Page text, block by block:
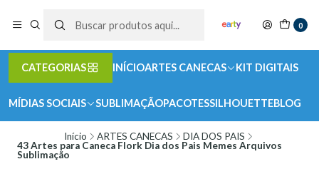
0
CATEGORIAS INÍCIOARTES CANECAS KIT DIGITAIS
MÍDIAS SOCIAIS SUBLIMAÇÃOPACOTESSILHOUETTEBLOG
Início ARTES CANECAS
DIA DOS PAIS
43 Artes para Caneca Flork Dia dos Pais Memes Arquivos
Sublimação